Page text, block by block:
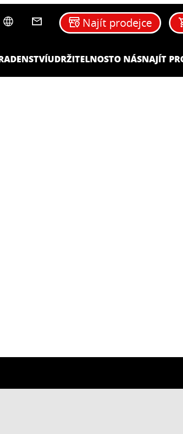
UDRŽITELNOSTO NÁSNAJÍT
Najít prodejce